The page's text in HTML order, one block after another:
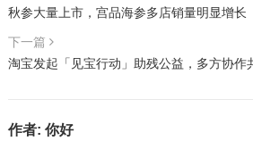
秋参大量上市，宫品海参多店销量明显增长
下一篇
淘宝发起「见宝行动」助残公益，多方协作
作者: 你好